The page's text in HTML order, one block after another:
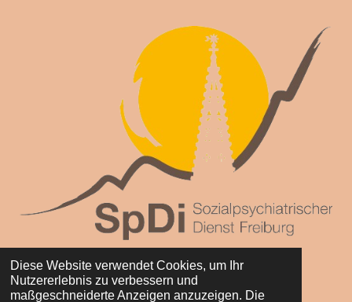
Diese Website verwendet Cookies, um Ihr
Nutzererlebnis zu verbessern und
maßgeschneiderte Anzeigen anzuzeigen. Die